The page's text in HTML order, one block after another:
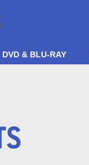
DVD & BLU-RAY